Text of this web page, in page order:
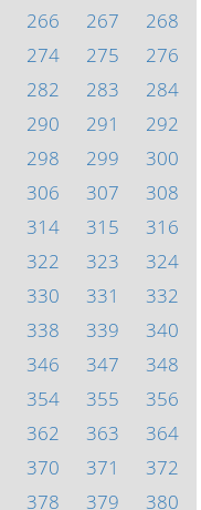
266 267
268
274 275
276
282 283
284
290 291
292
298 299
300
306 307
308
314 315
316
322 323
324
330 331
332
338 339
340
346 347
348
354 355
356
362 363
364
370 371
372
378 379 380